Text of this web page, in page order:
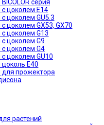
серия
цоколем E14
цоколем GU5.3
цоколем GX53, GX70
цоколем G13
цоколем G9
цоколем G4
цоколем GU10
Е40
прожектора
растений